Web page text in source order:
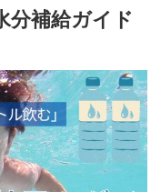
分補給ガイド